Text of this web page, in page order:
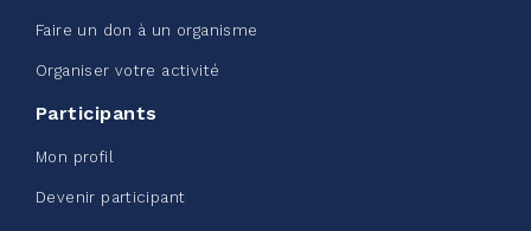
Faire un don à un organisme
Organiser votre activité
Participants
Mon profil
Devenir participant